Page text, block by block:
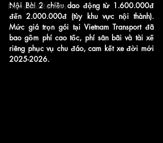
News and Reviews
Nội Bài 2 chiều dao động từ 1.600.000đ
đến 2.000.000đ (tùy khu vực nội thành).
Mức giá trọn gói tại Vietnam Transport đã
bao gồm phí cao tốc, phí sân bãi và tài xế
riêng phục vụ chu đáo, cam kết xe đời mới
2025-2026.